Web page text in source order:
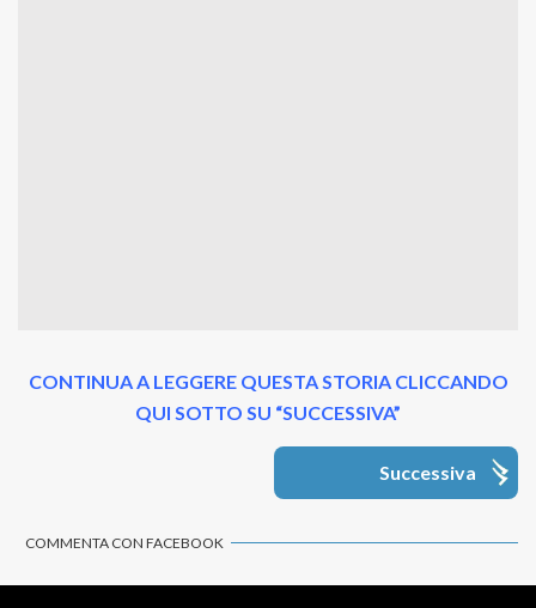
CONTINUA A LEGGERE QUESTA STORIA CLICCANDO
QUI SOTTO SU “SUCCESSIVA”
Successiva
COMMENTA CON FACEBOOK